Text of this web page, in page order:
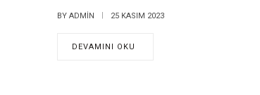
BY ADMIN 25 KASIM 2023
DEVAMINI OKU